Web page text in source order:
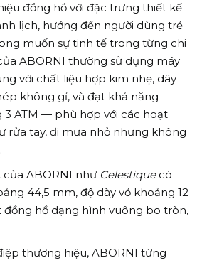
đồng hồ với đặc trưng thiết kế
lịch, hướng đến người dùng trẻ
muốn sự tinh tế trong từng chi
ABORNI thường sử dụng máy
với chất liệu hợp kim nhẹ, dây
không gỉ, và đạt khả năng
3 ATM — phù hợp với các hoạt
rửa tay, đi mưa nhỏ nhưng không
ABORNI như Celestiquecó
44,5 mm, độ dày vỏ khoảng 12
đồng hồ dạng hình vuông bo tròn,
thương hiệu, ABORNI từng